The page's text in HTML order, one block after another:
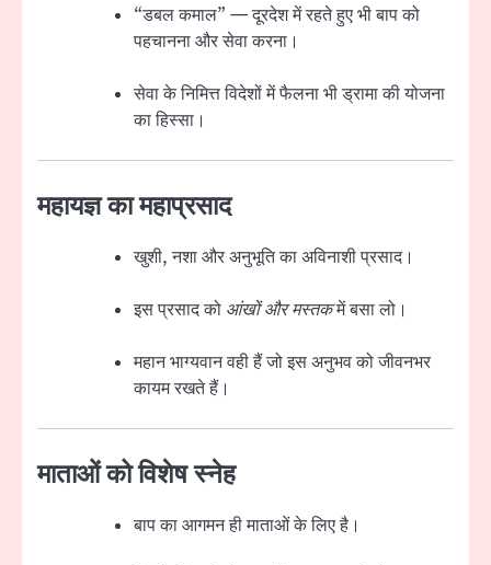
“डबल कमाल” — दूरदेश में रहते हुए भी बाप को
पहचानना और सेवा करना।
सेवा के निमित्त विदेशों में फैलना भी ड्रामा की योजना
का हिस्सा।
महायज्ञ का महाप्रसाद
खुशी, नशा और अनुभूति का अविनाशी प्रसाद।
इस प्रसाद को आंखों और मस्तकमें बसा लो।
महान भाग्यवान वही हैं जो इस अनुभव को जीवनभर
कायम रखते हैं।
माताओं को विशेष स्नेह
बाप का आगमन ही माताओं के लिए है।